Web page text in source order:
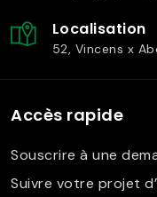
Localisation
52, Vincens x
Accès rapide
Souscrire à une
Suivre votre projet